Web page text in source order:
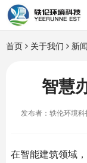
首页
行业解决方案
智能硬件
首页 关于我们 新
智慧
发布者：轶伦环境科
在智能建筑领域